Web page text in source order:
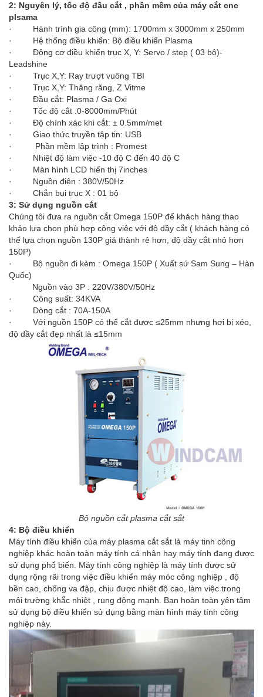
2: Nguyên lý, tốc độ đầu cắt , phần mềm của máy cắt cnc
plsama
· Hành trình gia công (mm): 1700mm x 3000mm x 250mm
· Hệ thống điều khiển: Bộ điều khiển Plasma
· Động cơ điều khiển trục X, Y: Servo / step ( 03 bộ)-
Leadshine
· Trục X,Y: Ray trượt vuông TBI
· Trục X,Y: Thăng răng, Z Vitme
· Đầu cắt: Plasma / Ga Oxi
· Tốc độ cắt :0-8000mm/Phút
· Độ chính xác khi cắt: ± 0.5mm/met
· Giao thức truyền tập tin: USB
· Phần mềm lập trình : Promest
· Nhiệt độ làm việc -10 độ C đến 40 độ C
· Màn hình LCD hiển thị 7inches
· Nguồn điện : 380V/50Hz
· Chắn bụi trục X : 01 bộ
3: Sử dụng nguồn cắt
Chúng tôi đưa ra nguồn cắt Omega 150P để khách hàng thao
khảo lựa chọn phù hợp công việc với độ dầy cắt ( khách hàng có
thể lựa chọn nguồn 130P giá thành rẻ hơn, độ dầy cắt nhỏ hơn
150P)
· Bộ nguồn đi kèm : Omega 150P ( Xuất sứ Sam Sung – Hàn
Quốc)
Nguồn vào 3P : 220V/380V/50Hz
· Công suất: 34KVA
· Dòng cắt : 70A-150A
· Với nguồn 150P có thể cắt được ≤25mm nhưng hơi bị xéo,
độ dầy cắt đẹp nhất là ≤15mm
Bộ nguồn cắt plasma cắt sắt
4: Bộ điều khiển
Máy tính điều khiển của máy plasma cắt sắt là máy tinh công
nghiệp khác hoàn toàn máy tính cá nhân hay máy tính đang được
sử dụng phổ biến. Máy tính công nghiệp là máy tính được sử
dụng rộng rãi trong việc điều khiển máy móc công nghiệp , độ
bền cao, chống va đập, chịu được nhiệt độ cao, làm việc trong
môi trường khắc nhiệt , rung động mạnh. Bạn hoàn toàn yên tâm
sử dụng bộ điều khiển sử dụng bằng màn hình máy tính công
nghiệp này.